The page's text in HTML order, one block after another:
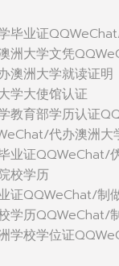
毕业证
洲大学文凭
澳洲大学就读证明
学大使馆认证
教育部学历认证
代办澳洲大
业证QQWeChat/
校学历
证QQWeChat/制
学历QQWeChat/
学校学位证